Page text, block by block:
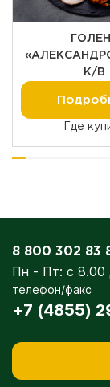
К/В
Где
8 800 302 83
Пн - Пт: с 8.00
телефон/факс
+7 (4855)